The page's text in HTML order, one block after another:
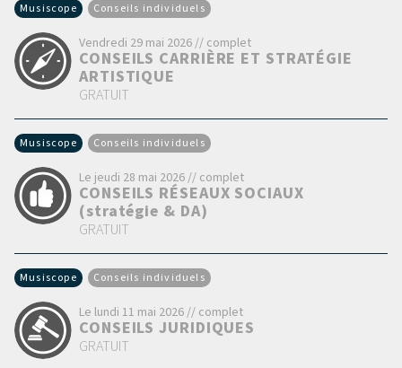
Musiscope Conseils individuels
Vendredi 29 mai 2026 // complet
CONSEILS CARRIÈRE ET STRATÉGIE
ARTISTIQUE
GRATUIT
Musiscope Conseils individuels
Le jeudi 28 mai 2026 // complet
CONSEILS RÉSEAUX SOCIAUX
(stratégie & DA)
GRATUIT
Musiscope Conseils individuels
Le lundi 11 mai 2026 // complet
CONSEILS JURIDIQUES
GRATUIT